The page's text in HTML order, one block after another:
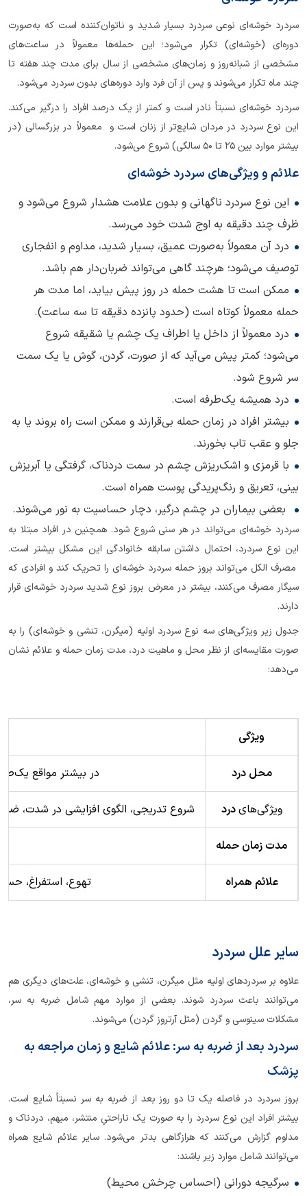
سردرد خوشه‌ای نوعی سردرد بسیار شدید و ناتوان‌کننده است که به‌صورت
دوره‌ای (خوشه‌ای) تکرار می‌شود؛ این حمله‌ها معمولاً در ساعت‌های
مشخصی از شبانه‌روز و زمان‌های مشخصی از سال برای مدت چند هفته تا
چند ماه تکرار می‌شوند و پس از آن فرد وارد دوره‌های بدون سردرد می‌شود.
سردرد خوشه‌ای نسبتاً نادر است و کمتر از یک درصد افراد را درگیر می‌کند.
این نوع سردرد در مردان شایع‌تر از زنان است و معمولاً در بزرگسالی (در
بیشتر موارد بین ۲۵ تا ۵۰ سالگی) شروع می‌شود.
علائم و ویژگی‌های سردرد خوشه‌ای
این نوع سردرد ناگهانی و بدون علامت هشدار شروع می‌شود و
ظرف چند دقیقه به اوج شدت خود می‌رسد.
درد آن معمولاً به‌صورت عمیق، بسیار شدید، مداوم و انفجاری
توصیف می‌شود؛ هرچند گاهی می‌تواند ضربان‌دار هم باشد.
ممکن است تا هشت حمله در روز پیش بیاید، اما مدت هر
حمله معمولاً کوتاه است (حدود پانزده دقیقه تا سه ساعت).
درد معمولاً از داخل یا اطراف یک چشم یا شقیقه شروع
می‌شود؛ کمتر پیش می‌آید که از صورت، گردن، گوش یا یک سمت
سر شروع شود.
درد همیشه یک‌طرفه است.
بیشتر افراد در زمان حمله بی‌قرارند و ممکن است راه بروند یا به
جلو و عقب تاب بخورند.
با قرمزی و اشک‌ریزش چشم در سمت دردناک، گرفتگی یا آبریزش
بینی، تعریق و رنگ‌پریدگی پوست همراه است.
بعضی بیماران در چشم درگیر، دچار حساسیت به نور می‌شوند.
سردرد خوشه‌ای می‌تواند در هر سنی شروع شود. همچنین در افراد مبتلا به
این نوع سردرد، احتمال داشتن سابقه خانوادگی این مشکل بیشتر است.
مصرف الکل می‌تواند بروز حمله سردرد خوشه‌ای را تحریک کند و افرادی که
سیگار مصرف می‌کنند، بیشتر در معرض بروز نوع شدید سردرد خوشه‌ای قرار
دارند.
جدول زیر ویژگی‌های سه نوع سردرد اولیه (میگرن، تنشی و خوشه‌ای) را به
صورت مقایسه‌ای از نظر محل و ماهیت درد، مدت زمان حمله و علائم نشان
می‌دهد:
ویژگی
محل درد در بیشتر مواقع
ویژگی‌هایدرد شروع تدریجی، الگوی افزایشی در شدت،
مدت زمان حمله
علائم همراه تهوع، استفراغ،
سایر علل سردرد
علاوه بر سردردهای اولیه مثل میگرن، تنشی و خوشه‌ای، علت‌های دیگری هم
می‌توانند باعث سردرد شوند. بعضی از موارد مهم شامل ضربه به سر،
مشکلات سینوسی و گردن (مثل آرتروز گردن) می‌شوند.
سردرد بعد از ضربه به سر: علائم شایع و زمان مراجعه به
پزشک
بروز سردرد در فاصله‌ یک تا دو روز بعد از ضربه به سر نسبتاً شایع است.
بیشتر افراد این نوع سردرد را به صورت یک ناراحتیِ منتشر، مبهم، دردناک و
مداوم گزارش می‌کنند که هرازگاهی بدتر می‌شود. سایر علائم شایع همراه
می‌توانند شامل موارد زیر باشند:
سرگیجه دورانی (احساس چرخش محیط)